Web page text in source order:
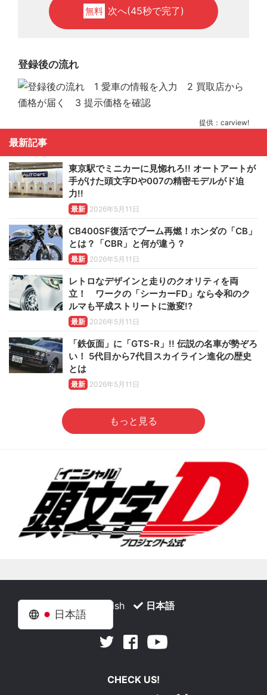
日本語
無料 次へ(45秒で完了)
登録後の流れ
提供：carview!
最新記事
東京駅でミニカーに見惚れろ!! オートアートが
手がけた頭文字Dや007の精密モデルがド迫
力!!
最新 2026年5月11日
CB400SF復活でブーム再燃！ホンダの「CB」
とは？「CBR」と何が違う？
最新 2026年5月11日
レトロなデザインと走りのクオリティを両
立！ ワークの「シーカーFD」なら令和のク
ルマも平成ストリートに激変!?
最新 2026年5月11日
「鉄仮面」に「GTS-R」!! 伝説の名車が勢ぞろ
い！ 5代目から7代目スカイライン進化の歴史
とは
最新 2026年5月11日
もっと見る
English 日本語
Twitter Facebook
CHECK US!